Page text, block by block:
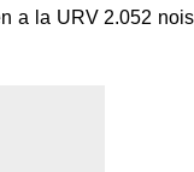
a la URV 2.052 nois